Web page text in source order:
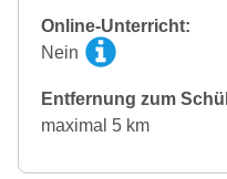
Online-Unterricht:
Nein
Entfernung zum
maximal 5 km